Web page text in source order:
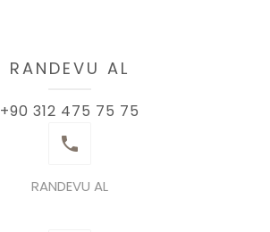
RANDEVU AL
+90 312 475 75 75
RANDEVU AL